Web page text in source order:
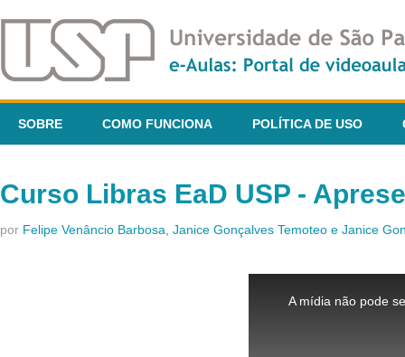
SOBRE COMO FUNCIONA POLÍTICA DE USO
Curso Libras EaD USP -
por Felipe Venâncio Barbosa, Janice Gonçalves Temoteo e Janice
A mídia não pode